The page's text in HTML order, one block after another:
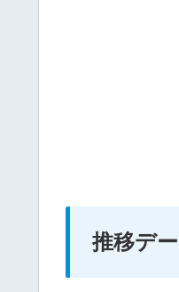
推移デ